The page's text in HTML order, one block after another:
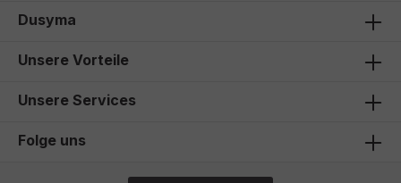
Dusyma
Unsere Vorteile
Unsere Services
Folge uns